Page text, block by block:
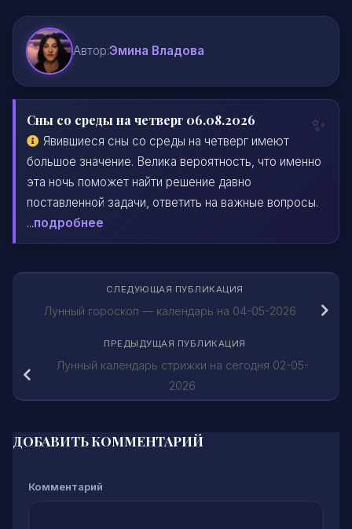
Автор:Эмина Владова
Сны со среды на четверг 06.08.2026
Явившиеся сны со среды на четверг имеют
большое значение. Велика вероятность, что именно
эта ночь поможет найти решение давно
поставленной задачи, ответить на важные вопросы.
...подробнее
СЛЕДУЮЩАЯ ПУБЛИКАЦИЯ
Лунный гороскоп — календарь на 04-05-2026
ПРЕДЫДУЩАЯ ПУБЛИКАЦИЯ
Лунный календарь стрижки на сегодня 02-05-
2026
ДОБАВИТЬ КОММЕНТАРИЙ
Комментарий